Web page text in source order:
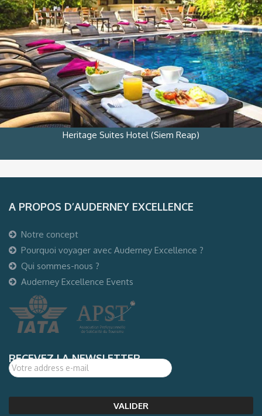
Heritage Suites Hotel (Siem Reap)
A PROPOS D’AUDERNEY EXCELLENCE
Notre concept
Pourquoi voyager avec Auderney Excellence ?
Qui sommes-nous ?
Auderney Excellence Events
RECEVEZ LA NEWSLETTER